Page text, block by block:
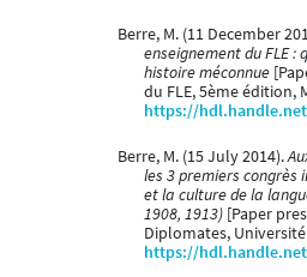
Berre, M. (11 December
enseignement du FLE :
histoire méconnue
du FLE, 5ème édition,
https://
Berre, M. (15 July 2014).
les 3 premiers
et la culture de la
1908, 1913) [Paper
Diplomates,
https://